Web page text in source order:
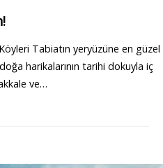
Tabiatın yeryüzüne en güzel
harikalarının tarihi dokuyla iç
ve…